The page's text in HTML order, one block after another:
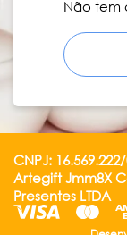
Não tem
CNPJ:
Artegift Jmm8X
Presentes LTDA